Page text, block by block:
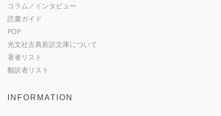
コラム／インタビュー
読書ガイド
POP
光文社古典新訳文庫について
著者リスト
翻訳者リスト
INFORMATION